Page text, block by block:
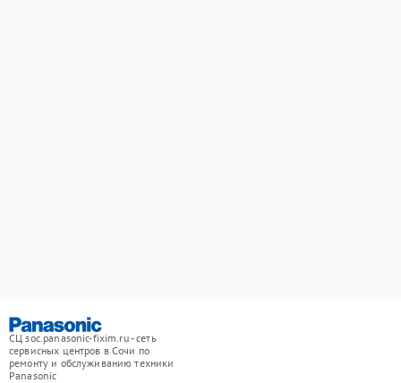
СЦ soc.panasonic-fixim.ru - сеть
сервисных центров в Сочи по
ремонту и обслуживанию техники
Panasonic